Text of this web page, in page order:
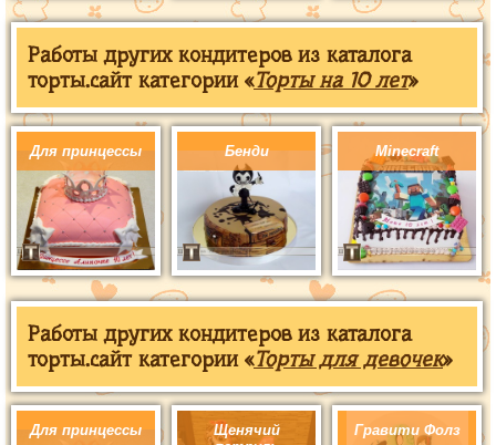
Работы других кондитеров из каталога
торты.сайт категории «Торты на 10 лет»
Для принцессы Бенди Minecraft
Работы других кондитеров из каталога
торты.сайт категории «Торты для девочек»
Для принцессы
Щенячий
Гравити Фолз